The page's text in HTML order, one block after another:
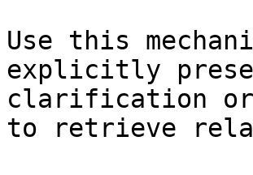
Use this
explicitly
clarification or